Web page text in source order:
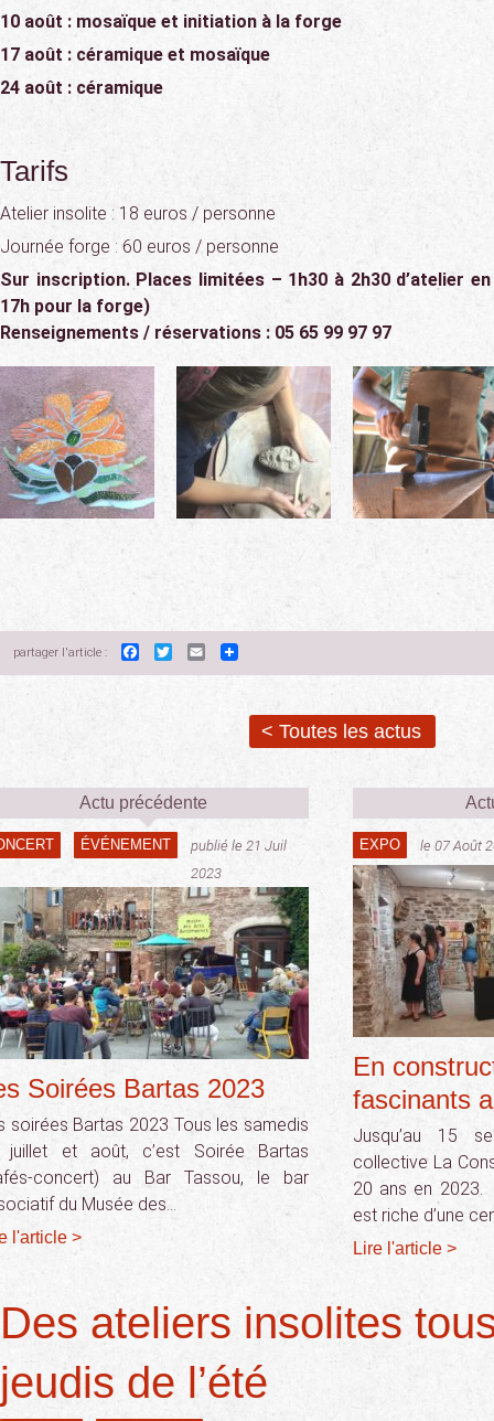
10 août : mosaïque et initiation à la forge
17 août : céramique et mosaïque
24 août : céramique
Tarifs
Atelier insolite : 18 euros / personne
Journée forge : 60 euros / personne
Sur inscription. Places limitées – 1h30 à 2h30 d’atelier
17h pour la forge)
Renseignements / réservations : 05 65 99 97 97
partager l'article : Facebook
TwitterEmail
< Toutes les actus
Actu précédente
ÉVÉNEMENT
publié le 21 Juil
2023
Soirées Bartas 2023
soirées Bartas 2023 Tous les samedis
juillet et août, c’est Soirée Bartas
concert) au Bar Tassou, le bar
du Musée des…
l'article >
EXPO le 07 Août
En
fascinants
Jusqu’au 15
collective La
20 ans en
est riche d’une
Lire l'article >
Des ateliers insolites
jeudis de l’été